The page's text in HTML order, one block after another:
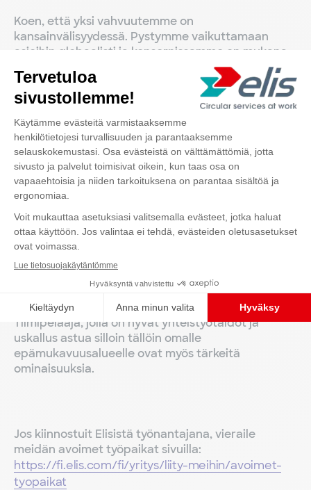
Koen, että yksi vahvuutemme on
kansainvälisyydessä. Pystymme vaikuttamaan
asioihin globaalisti ja konsernissamme on mukana
Meillä on myös matala hierarkia, jonka ansiosta
kokonaisuutena tosi hyvä työporukka.
Koen Elisin arvot omikseni. Panostuksemme
kiertotalouteen ja uusien innovaatioiden
kehittämiseen on tärkeää.
Millainen henkilö mielestäsi viihtyy Elisillä
parhaiten?
Sanoisin, että työtä pelkäämätön henkilö, joka
uskaltaa ja haluaa tuoda omat mielipiteensä esiin
ja on valmis kehittymään ja kehittämään.
Tiimipelaaja, jolla on hyvät yhteistyötaidot ja
uskallus astua silloin tällöin omalle
epämukavuusalueelle ovat myös tärkeitä
ominaisuuksia.
Jos kiinnostuit Elisistä työnantajana, vieraile
meidän avoimet työpaikat sivuilla:
https://fi.elis.com/fi/yritys/liity-meihin/avoimet-
tyopaikat
Ota yhteyttä